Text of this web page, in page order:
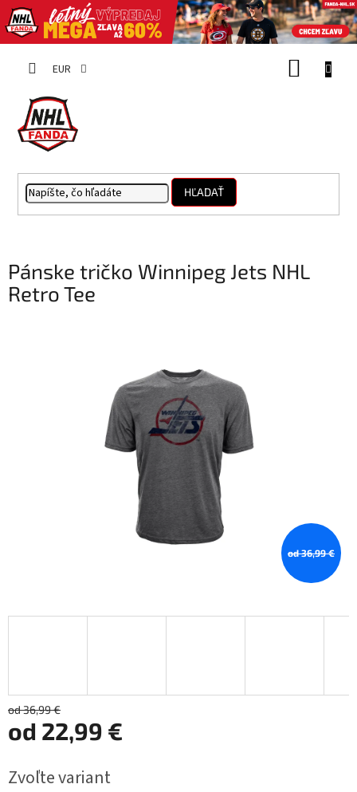
EUR
HĽADAŤ
Pánske tričko Winnipeg Jets NHL
Retro Tee
od 36,99 €
od 36,99 €
od 22,99 €
cena:
Zvoľte variant